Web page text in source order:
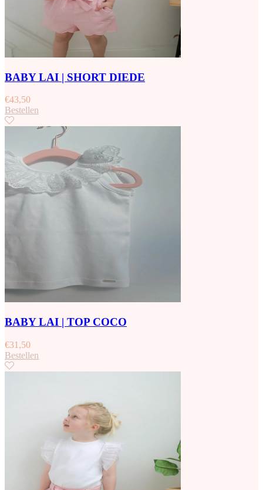
BABY LAI | SHORT DIEDE
€43,50
Bestellen
BABY LAI | TOP COCO
€31,50
Bestellen